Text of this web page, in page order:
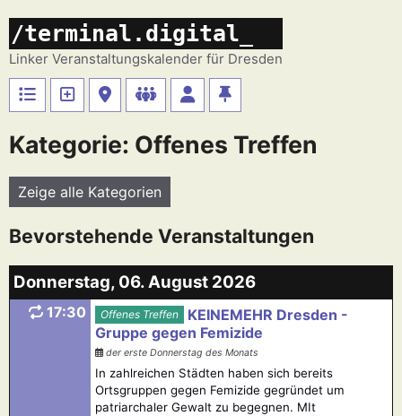
Inhalt
springen
/terminal.digital_
Linker Veranstaltungskalender für Dresden
Kategorie: Offenes Treffen
Zeige alle Kategorien
Bevorstehende Veranstaltungen
Donnerstag, 06. August 2026
17:30 Offenes Treffen
KEINEMEHR Dresden -
Gruppe gegen Femizide
der erste Donnerstag des Monats
In zahlreichen Städten haben sich bereits
Ortsgruppen gegen Femizide gegründet um
patriarchaler Gewalt zu begegnen. MIt